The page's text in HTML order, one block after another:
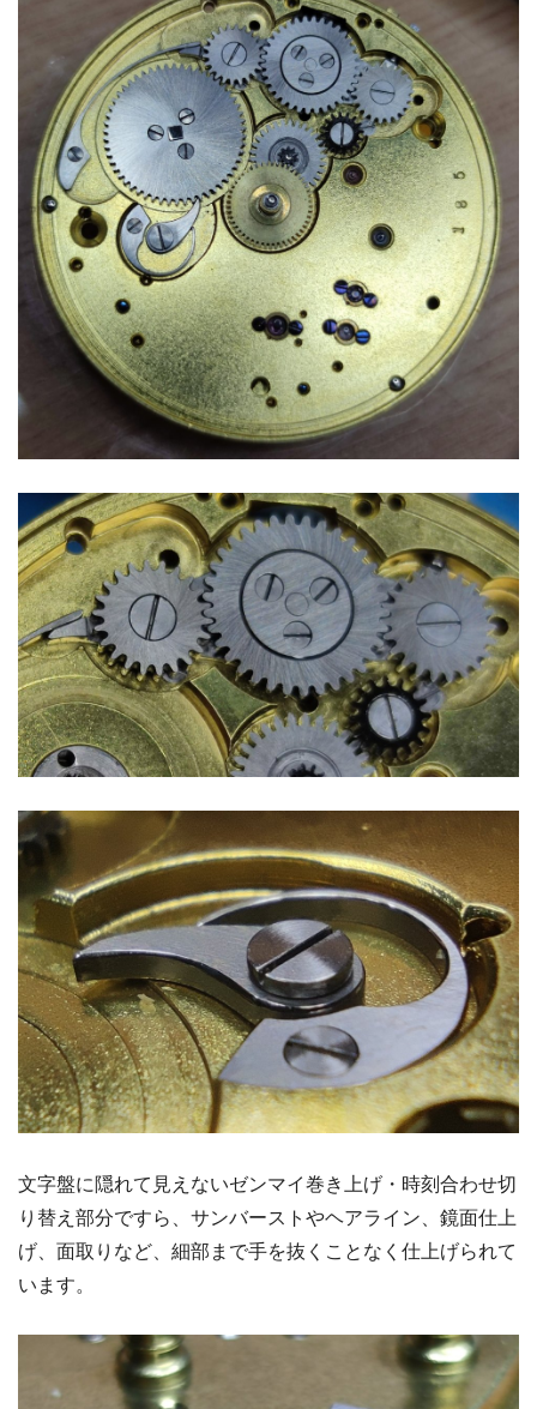
文字盤に隠れて見えないゼンマイ巻き上げ・時刻合わせ切
り替え部分ですら、サンバーストやヘアライン、鏡面仕上
げ、面取りなど、細部まで手を抜くことなく仕上げられて
います。